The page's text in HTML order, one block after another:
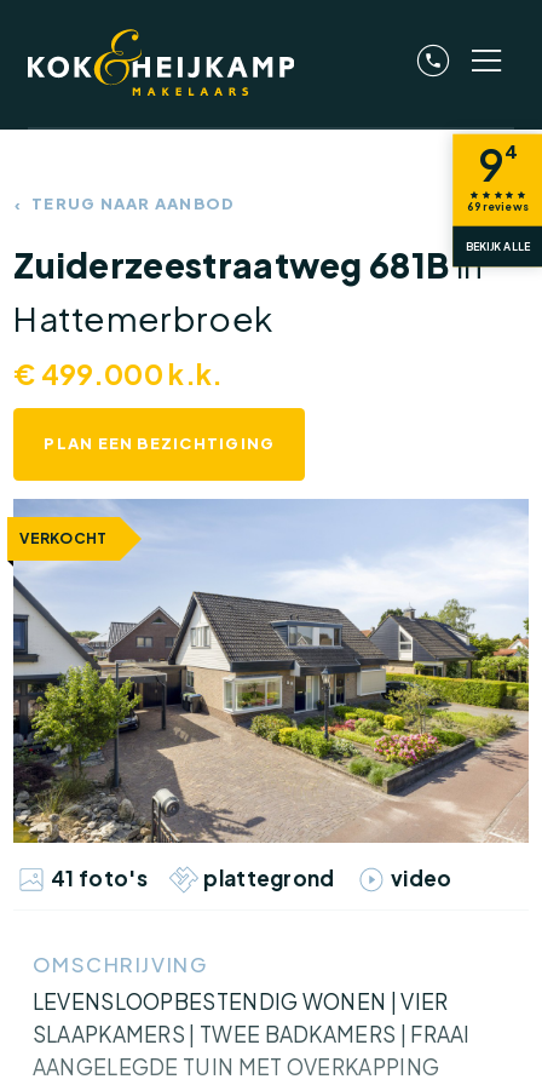
94
69reviews
BEKIJK ALLE
TERUG NAAR AANBOD
Zuiderzeestraatweg 681Bin
Hattemerbroek
€ 499.000 k.k.
PLAN EEN BEZICHTIGING
VERKOCHT
41 foto's plattegrond video
OMSCHRIJVING
LEVENSLOOPBESTENDIG WONEN | VIER
SLAAPKAMERS | TWEE BADKAMERS | FRAAI
AANGELEGDE TUIN MET OVERKAPPING